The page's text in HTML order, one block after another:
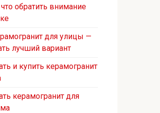
обратить внимание
для улицы —
лучший вариант
и купить керамогранит
керамогранит для